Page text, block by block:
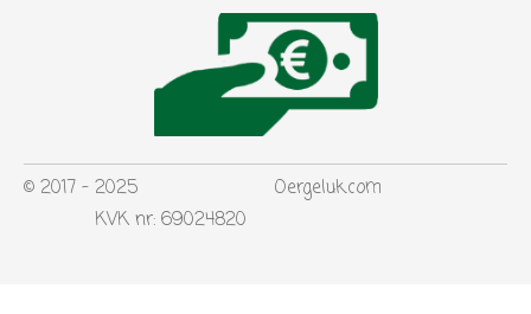
© 2017 - 2025 Oergeluk.com
KVK nr: 69024820